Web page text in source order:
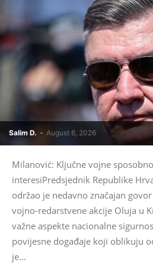
Salim D. - August 6, 2026
Milanović: Ključne vojne
interesiPredsjednik Republike
održao je nedavno značajan
vojno-redarstvene akcije Oluja u
važne aspekte nacionalne
povijesne događaje koji oblikuju
je...